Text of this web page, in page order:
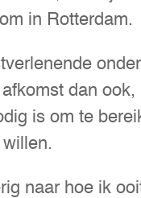
in Rotterdam.
dan ook,
is om te
naar hoe ik